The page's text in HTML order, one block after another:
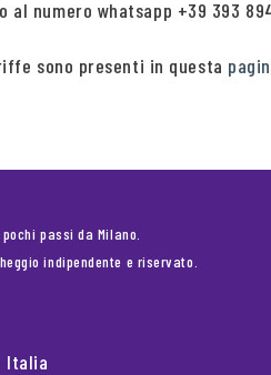
al numero whatsapp +39 393
sono presenti in questa
passi da Milano.
indipendente e riservato.
Italia